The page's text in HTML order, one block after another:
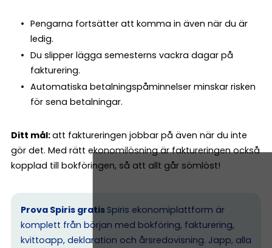
Pengarna fortsätter att komma in även när du är
ledig.
Du slipper lägga semesterns vackra dagar på
fakturering.
Automatiska betalningspåminnelser minskar risken
för sena betalningar.
Ditt mål:att faktureringen jobbar på även när du inte
gör det. Med rätt ekonomilösning är faktureringen också
kopplad till bokföringen, så att allt går sömlöst!
Prova Spiris gratis Spiris ekonomiplattform är
komplett från början med bokföring, fakturering,
kvittoapp, deklaration och årsredovisning. Japp, alla